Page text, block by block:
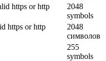
https or http
2048
symbols
https or http
2048
символов
255
symbols